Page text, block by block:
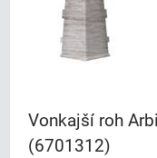
Vonkajší roh
(6701312)